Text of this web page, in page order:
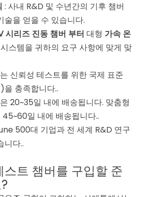
: 사내 R&D 및 수년간의 기후 챔버
술을 얻을 수 있습니다.
시리즈 진동 챔버 부터 대형 가속 온
스템을 귀하의 요구 사항에 맞게 맞
신뢰성 테스트를 위한 국제 표준
을 충족합니다..
20~35일 내에 배송됩니다. 맞춤형
일 내에 배송됩니다..
500대 기업과 전 세계 R&D 연구
니다..
트 챔버를 구입할 준